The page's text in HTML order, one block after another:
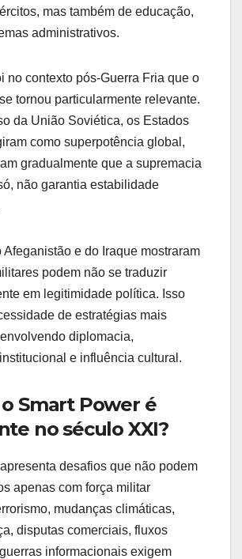
mas também de educação,
administrativos.
no contexto pós-Guerra Fria que o
tornou particularmente relevante.
da União Soviética, os Estados
como superpotência global,
gradualmente que a supremacia
não garantia estabilidade
Afeganistão e do Iraque mostraram
podem não se traduzir
em legitimidade política. Isso
de estratégias mais
diplomacia,
e influência cultural.
Smart Power é
no século XXI?
desafios que não podem
apenas com força militar
mudanças climáticas,
disputas comerciais, fluxos
informacionais exigem